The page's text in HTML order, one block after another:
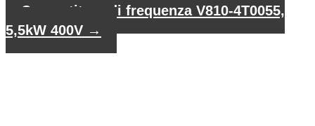
Convertitore di frequenza V810-4T0055,
5,5kW 400V →